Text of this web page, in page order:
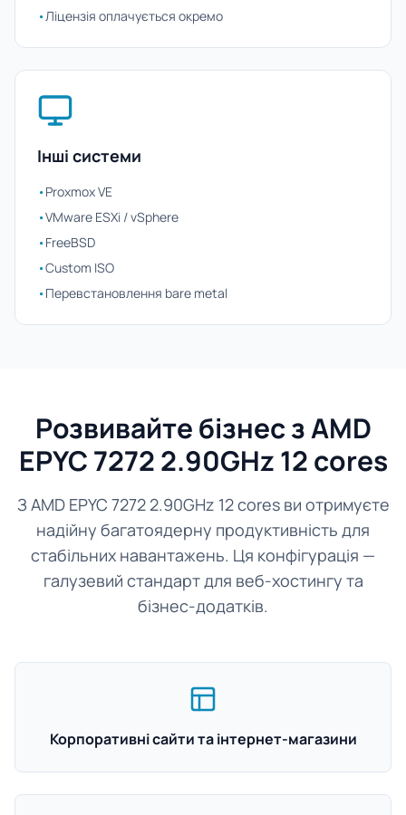
•Ліцензія оплачується окремо
Інші системи
•Proxmox VE
•VMware ESXi / vSphere
•FreeBSD
•Custom ISO
•Перевстановлення bare metal
Розвивайте бізнес з AMD
EPYC 7272 2.90GHz 12 cores
З AMD EPYC 7272 2.90GHz 12 cores ви отримуєте
надійну багатоядерну продуктивність для
стабільних навантажень. Ця конфігурація —
галузевий стандарт для веб-хостингу та
бізнес-додатків.
Корпоративні сайти та інтернет-магазини